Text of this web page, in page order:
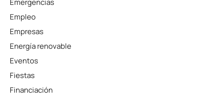
Emergencias
Empleo
Empresas
Energía renovable
Eventos
Fiestas
Financiación